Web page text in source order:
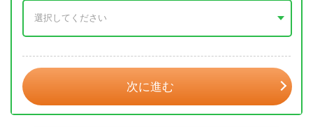
次に進む